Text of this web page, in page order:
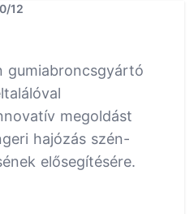
12
gumiabroncsgyártó
megoldást
hajózás szén-
elősegítésére.